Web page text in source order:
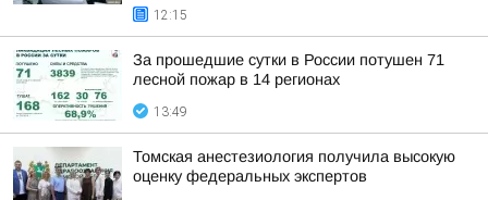
12:15
За прошедшие сутки в России потушен 71
лесной пожар в 14 регионах
13:49
Томская анестезиология получила высокую
оценку федеральных экспертов